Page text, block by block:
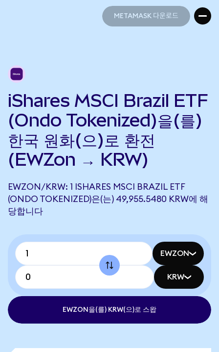
METAMASK 다운로드
iShares MSCI Brazil ETF
(Ondo Tokenized)을(를)
한국 원화(으)로 환전
(EWZon → KRW)
EWZON/KRW: 1 ISHARES MSCI BRAZIL ETF
(ONDO TOKENIZED)은(는) 49,955.5480 KRW에 해
당합니다
EWZON
KRW
EWZON을(를) KRW(으)로 스왑